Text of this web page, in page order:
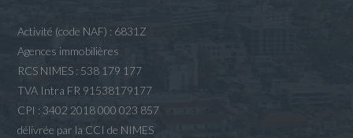
Activité (code NAF) : 6831Z
Agences immobilières
RCS NIMES : 538 179 177
TVA Intra FR 91538179177
CPI : 3402 2018 000 023 857
délivrée par la CCI de NIMES